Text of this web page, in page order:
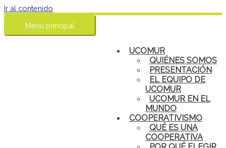
Ir al contenido
Menú principal
UCOMUR
QUIÉNES SOMOS
PRESENTACIÓN
EL EQUIPO DE
UCOMUR
UCOMUR EN EL
MUNDO
COOPERATIVISMO
QUÉ ES UNA
COOPERATIVA